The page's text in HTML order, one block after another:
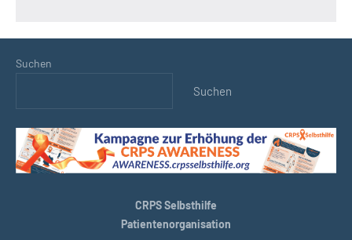
Suchen
Suchen
CRPS Selbsthilfe
Patientenorganisation